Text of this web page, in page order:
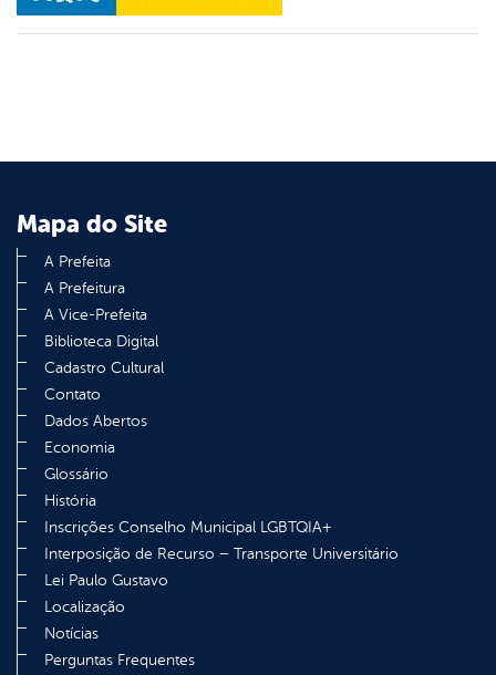
Mapa do Site
A Prefeita
A Prefeitura
A Vice-Prefeita
Biblioteca Digital
Cadastro Cultural
Contato
Dados Abertos
Economia
Glossário
História
Inscrições Conselho Municipal LGBTQIA+
Interposição de Recurso – Transporte Universitário
Lei Paulo Gustavo
Localização
Notícias
Perguntas Frequentes